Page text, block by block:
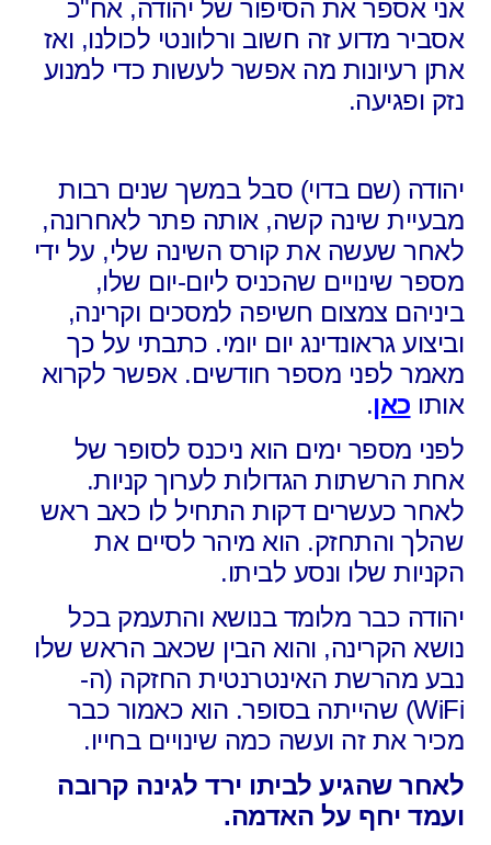
אני אספר את הסיפור של יהודה, אח"כ
אסביר מדוע זה חשוב ורלוונטי לכולנו, ואז
אתן רעיונות מה אפשר לעשות כדי למנוע
נזק ופגיעה.
יהודה (שם בדוי) סבל במשך שנים רבות
מבעיית שינה קשה, אותה פתר לאחרונה,
לאחר שעשה את קורס השינה שלי, על ידי
מספר שינויים שהכניס ליום-יום שלו,
ביניהם צמצום חשיפה למסכים וקרינה,
וביצוע גראונדינג יום יומי. כתבתי על כך
מאמר לפני מספר חודשים. אפשר לקרוא
אותו כאן.
לפני מספר ימים הוא ניכנס לסופר של
אחת הרשתות הגדולות לערוך קניות.
לאחר כעשרים דקות התחיל לו כאב ראש
שהלך והתחזק. הוא מיהר לסיים את
הקניות שלו ונסע לביתו.
יהודה כבר מלומד בנושא והתעמק בכל
נושא הקרינה, והוא הבין שכאב הראש שלו
נבע מהרשת האינטרנטית החזקה (ה-
WiFi) שהייתה בסופר. הוא כאמור כבר
מכיר את זה ועשה כמה שינויים בחייו.
לאחר שהגיע לביתו ירד לגינה קרובה
ועמד יחף על האדמה.